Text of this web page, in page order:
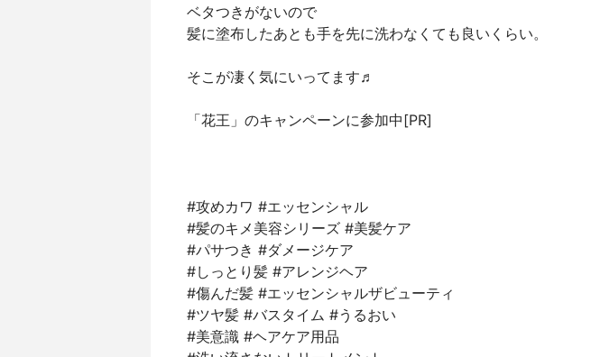
ベタつきがないので
髪に塗布したあとも手を先に洗わなくても良いくらい。
そこが凄く気にいってます♬
「花王」のキャンペーンに参加中[PR]
#攻めカワ #エッセンシャル
#髪のキメ美容シリーズ #美髪ケア
#パサつき #ダメージケア
#しっとり髪 #アレンジヘア
#傷んだ髪 #エッセンシャルザビューティ
#ツヤ髪 #バスタイム #うるおい
#美意識 #ヘアケア用品